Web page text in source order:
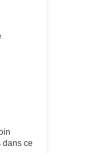
dans ce